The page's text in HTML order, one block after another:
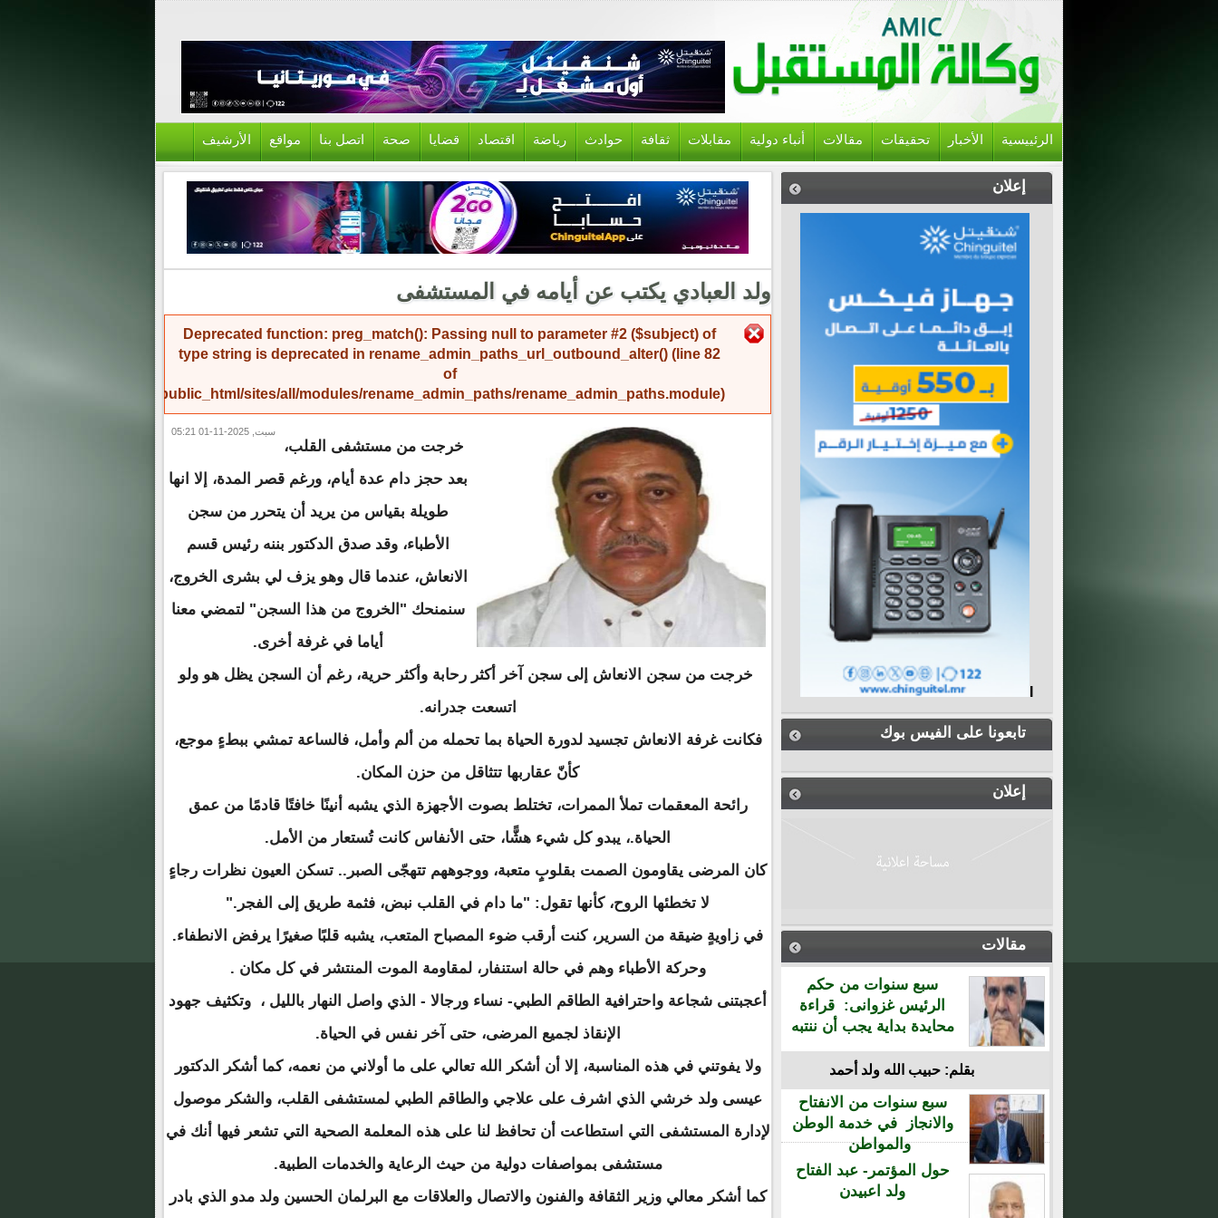
الرئييسية الأخبار تحقيقات مقالات أنباء دولية مقابلات ثقافة حوادث رياضة اقتصاد قضايا صحة اتصل بنا مواقع الأرشيف
إعلان
تابعونا على الفيس بوك
إعلان
مقالات
سبع سنوات من حكم
الرئيس غزوانى: قراءة
محايدة بداية يجب أن ننتبه
بقلم: حبيب الله ولد أحمد
سبع سنوات من الانفتاح
والانجاز في خدمة الوطن
والمواطن
حول المؤتمر- عبد الفتاح
ولد اعبيدن
ولد العبادي يكتب عن أيامه في المستشفى
رسالة الخطأ Deprecated function: preg_match(): Passing null to parameter #2 ($subject) of
type string is deprecated in rename_admin_paths_url_outbound_alter() (line 82
of
/home/amicinf1/public_html/sites/all/modules/rename_admin_paths/rename_admin_paths.module).
سبت, 2025-11-01 05:21
خرجت من مستشفى القلب،
بعد حجز دام عدة أيام، ورغم قصر المدة، إلا انها
طويلة بقياس من يريد أن يتحرر من سجن
الأطباء، وقد صدق الدكتور بننه رئيس قسم
الانعاش، عندما قال وهو يزف لي بشرى الخروج،
سنمنحك "الخروج من هذا السجن" لتمضي معنا
أياما في غرفة أخرى.
خرجت من سجن الانعاش إلى سجن آخر أكثر رحابة وأكثر حرية، رغم أن السجن يظل هو ولو
اتسعت جدرانه.
فكانت غرفة الانعاش تجسيد لدورة الحياة بما تحمله من ألم وأمل، فالساعة تمشي ببطءٍ موجع،
كأنّ عقاربها تتثاقل من حزن المكان.
رائحة المعقمات تملأ الممرات، تختلط بصوت الأجهزة الذي يشبه أنينًا خافتًا قادمًا من عمق
الحياة.، يبدو كل شيء هشًّا، حتى الأنفاس كانت تُستعار من الأمل.
كان المرضى يقاومون الصمت بقلوبٍ متعبة، ووجوههم تتهجّى الصبر.. تسكن العيون نظرات رجاءٍ
لا تخطئها الروح، كأنها تقول: "ما دام في القلب نبض، فثمة طريق إلى الفجر."
في زاويةٍ ضيقة من السرير، كنت أرقب ضوء المصباح المتعب، يشبه قلبًا صغيرًا يرفض الانطفاء.
وحركة الأطباء وهم في حالة استنفار، لمقاومة الموت المنتشر في كل مكان .
أعجبتنى شجاعة واحترافية الطاقم الطبي- نساء ورجالا - الذي واصل النهار بالليل ، وتكثيف جهود
الإنقاذ لجميع المرضى، حتى آخر نفس في الحياة.
ولا يفوتني في هذه المناسبة، إلا أن أشكر الله تعالي على ما أولاني من نعمه، كما أشكر الدكتور
عيسى ولد خرشي الذي اشرف على علاجي والطاقم الطبي لمستشفى القلب، والشكر موصول
لإدارة المستشفى التي استطاعت أن تحافظ لنا على هذه المعلمة الصحية التي تشعر فيها أنك في
مستشفى بمواصفات دولية من حيث الرعاية والخدمات الطبية.
كما أشكر معالي وزير الثقافة والفنون والاتصال والعلاقات مع البرلمان الحسين ولد مدو الذي بادر